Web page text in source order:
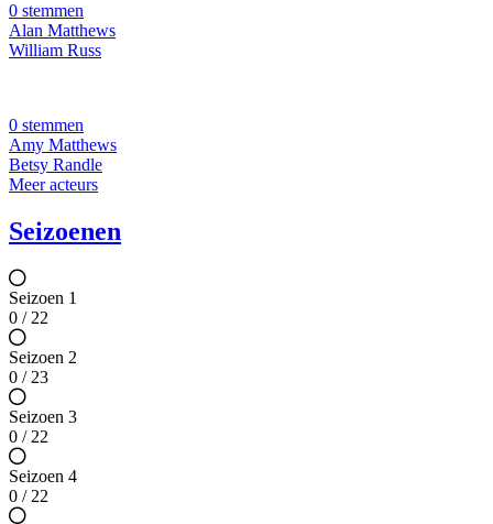
0 stemmen
Alan Matthews
William Russ
0 stemmen
Amy Matthews
Betsy Randle
Meer acteurs
Seizoenen
Seizoen 1
0 / 22
Seizoen 2
0 / 23
Seizoen 3
0 / 22
Seizoen 4
0 / 22